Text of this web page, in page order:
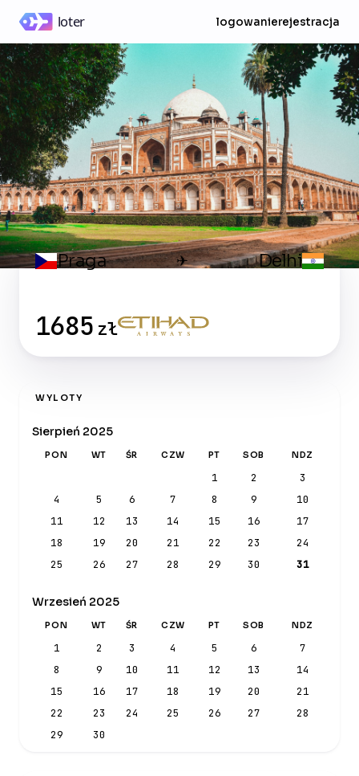
logowanierejestracja
Praga ✈ Delhi
1685 zł
WYLOTY
Sierpień 2025
PON WT ŚR CZW PT SOB NDZ
1 2
3
4
5 6 7 8 9
10
11
12 13 14 15 16
17
18
19 20 21 22 23
24
25
26 27 28 29 30 31
Wrzesień 2025
PON WT ŚR CZW PT SOB NDZ
1 2 3 4 5 6
7
8
9 10 11 12 13
14
15
16 17 18 19 20
21
22
23 24 25 26 27
28
29
30